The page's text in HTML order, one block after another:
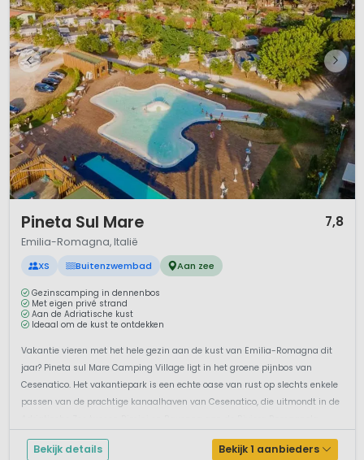
Pineta Sul Mare 7,8
Emilia-Romagna, Italië
XS Buitenzwembad Aan zee
Gezinscamping in dennenbos
Met eigen privé strand
Aan de Adriatische kust
Ideaal om de kust te ontdekken
Vakantie vieren met het hele gezin aan de kust van Emilia-Romagna dit
jaar? Pineta sul Mare Camping Village ligt in het groene pijnbos van
Cesenatico. Het vakantiepark is een echte oase van rust op slechts enkele
passen van de prachtige kanaalhaven van Cesenatico, die uitmondt in de
Bekijk details Bekijk 1 aanbieders